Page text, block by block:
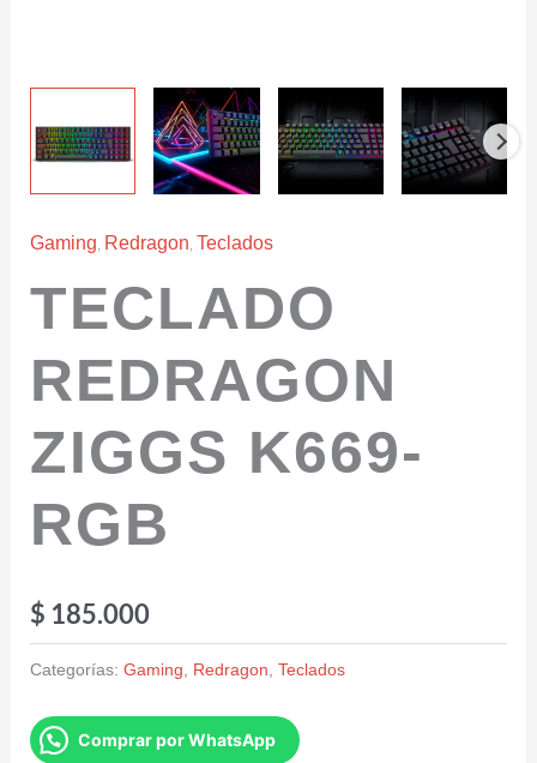
Gaming Redragon Teclados
TECLADO
REDRAGON
ZIGGS K669-
RGB
$ 185.000
Categorías: Gaming Redragon Teclados
Comprar por WhatsApp